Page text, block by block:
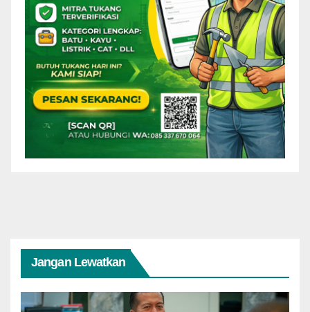
Jangan Lewatkan